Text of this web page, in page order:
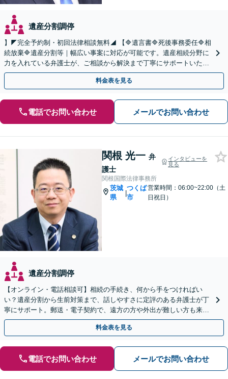
遺産分割調停
】◤完全予約制・初回法律相談無料◢ 【🔷遺言書🔷死後事務委任🔷相
続放棄🔷遺産分割等｜幅広い事案に対応が可能です。遺産相続分野に
力を入れている弁護士が、ご相談から解決まで丁寧にサポートいたし
ます。まずはじっくりとお話ししてください。
料金表を見る
電話でお問い合わせ メールでお問い合わせ
関根 光一 弁
護士
インタビューを
見る
関根国際法律事務所
茨城
県
|
つくば
市
営業時間：06:00~22:00（土
日祝日）
遺産分割調停
【オンライン・電話相談可】相続の手続き、何から手をつければい
い？遺産分割から生前対策まで、話しやすさに定評のある弁護士が丁
寧にサポート。郵送・電子契約で、遠方の方や外出が難しい方も来所
不要で即日着手が可能です。まずはご相談ください。
料金表を見る
電話でお問い合わせ メールでお問い合わせ